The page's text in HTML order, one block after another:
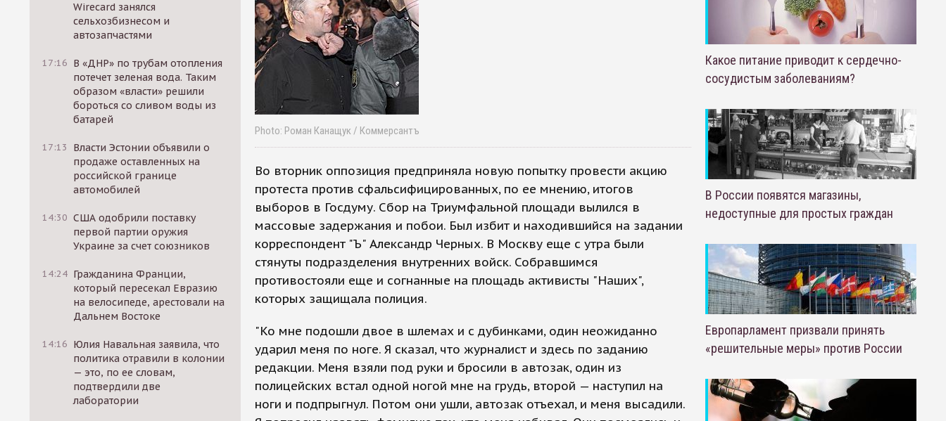
Wirecard занялся
сельхозбизнесом и
автозапчастями
17:16 В «ДНР» по трубам отопления
потечет зеленая вода. Таким
образом «власти» решили
бороться со сливом воды из
батарей
17:13
Власти Эстонии объявили о
продаже оставленных на
российской границе
автомобилей
14:30 США одобрили поставку
первой партии оружия
Украине за счет союзников
14:24 Гражданина Франции,
который пересекал Евразию
на велосипеде, арестовали на
Дальнем Востоке
14:16 Юлия Навальная заявила, что
политика отравили в колонии
— это, по ее словам,
подтвердили две
лаборатории
Photo: Роман Канащук / Коммерсантъ
Во вторник оппозиция предприняла новую попытку провести акцию
протеста против сфальсифицированных, по ее мнению, итогов
выборов в Госдуму. Сбор на Триумфальной площади вылился в
массовые задержания и побои. Был избит и находившийся на задании
корреспондент "Ъ" Александр Черных. В Москву еще с утра были
стянуты подразделения внутренних войск. Собравшимся
противостояли еще и согнанные на площадь активисты "Наших",
которых защищала полиция.
"Ко мне подошли двое в шлемах и с дубинками, один неожиданно
ударил меня по ноге. Я сказал, что журналист и здесь по заданию
редакции. Меня взяли под руки и бросили в автозак, один из
полицейских встал одной ногой мне на грудь, второй — наступил на
ноги и подпрыгнул. Потом они ушли, автозак отъехал, и меня высадили.
Какое питание приводит к сердечно-
сосудистым заболеваниям?
В России появятся магазины,
недоступные для простых граждан
Европарламент призвали принять
«решительные меры» против России